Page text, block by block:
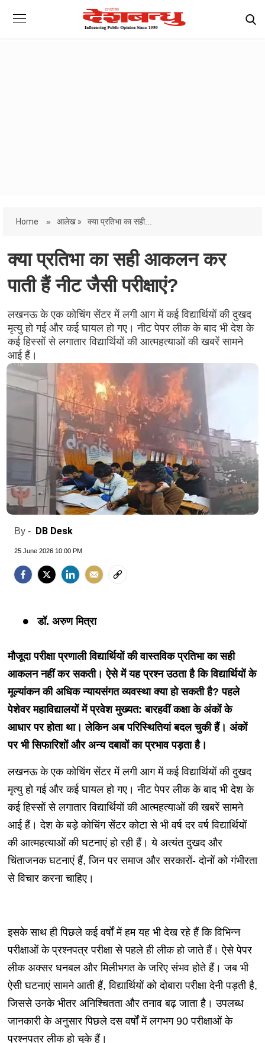
Home » आलेख » क्या प्रतिभा का सही...
क्या प्रतिभा का सही आकलन कर
पाती हैं नीट जैसी परीक्षाएं?
लखनऊ के एक कोचिंग सेंटर में लगी आग में कई विद्यार्थियों की दुखद
मृत्यु हो गई और कई घायल हो गए। नीट पेपर लीक के बाद भी देश के
कई हिस्सों से लगातार विद्यार्थियों की आत्महत्याओं की खबरें सामने
आई हैं।
By - DB Desk
25 June 2026 10:00 PM
डॉ. अरुण मित्रा
मौजूदा परीक्षा प्रणाली विद्यार्थियों की वास्तविक प्रतिभा का सही
आकलन नहीं कर सकती। ऐसे में यह प्रश्न उठता है कि विद्यार्थियों के
मूल्यांकन की अधिक न्यायसंगत व्यवस्था क्या हो सकती है? पहले
पेशेवर महाविद्यालयों में प्रवेश मुख्यत: बारहवीं कक्षा के अंकों के
आधार पर होता था। लेकिन अब परिस्थितियां बदल चुकी हैं। अंकों
पर भी सिफारिशों और अन्य दबावों का प्रभाव पड़ता है।
लखनऊ के एक कोचिंग सेंटर में लगी आग में कई विद्यार्थियों की दुखद
मृत्यु हो गई और कई घायल हो गए। नीट पेपर लीक के बाद भी देश के
कई हिस्सों से लगातार विद्यार्थियों की आत्महत्याओं की खबरें सामने
आई हैं। देश के बड़े कोचिंग सेंटर कोटा से भी वर्ष दर वर्ष विद्यार्थियों
की आत्महत्याओं की घटनाएं हो रही हैं। ये अत्यंत दुखद और
चिंताजनक घटनाएं हैं, जिन पर समाज और सरकारों- दोनों को गंभीरता
से विचार करना चाहिए।
इसके साथ ही पिछले कई वर्षों में हम यह भी देख रहे हैं कि विभिन्न
परीक्षाओं के प्रश्नपत्र परीक्षा से पहले ही लीक हो जाते हैं। ऐसे पेपर
लीक अक्सर धनबल और मिलीभगत के जरिए संभव होते हैं। जब भी
ऐसी घटनाएं सामने आती हैं, विद्यार्थियों को दोबारा परीक्षा देनी पड़ती है,
जिससे उनके भीतर अनिश्चितता और तनाव बढ़ जाता है। उपलब्ध
जानकारी के अनुसार पिछले दस वर्षों में लगभग 90 परीक्षाओं के
प्रश्नपत्र लीक हो चुके हैं।